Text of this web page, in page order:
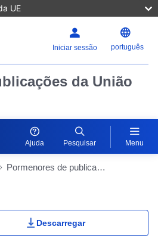
UE
Iniciar sessão português
da União
Ajuda Pesquisar Menu
Pormenores de publicação
Actions Portlet
Descarregar